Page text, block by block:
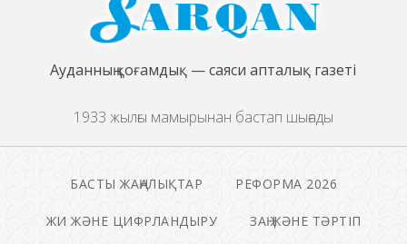
Ауданның қоғамдық — саяси апталық газеті
1933 жылғы мамырынан бастап шығады
БАСТЫ ЖАҢАЛЫҚТАР РЕФОРМА 2026
ЖИ ЖӘНЕ ЦИФРЛАНДЫРУ ЗАҢ ЖӘНЕ ТӘРТІП